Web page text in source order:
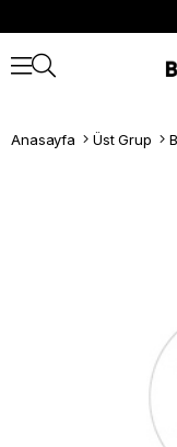
Anasayfa Üst Grup